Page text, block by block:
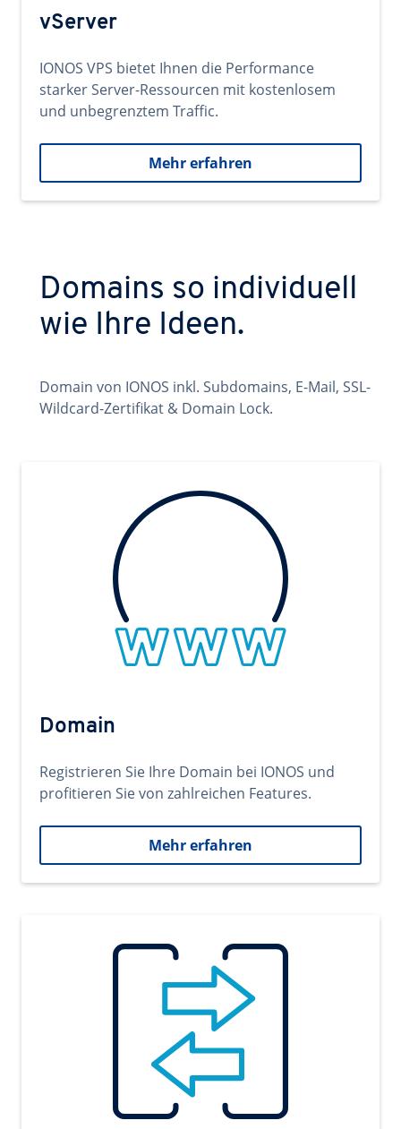
vServer
IONOS VPS bietet Ihnen die Performance
starker Server-Ressourcen mit kostenlosem
und unbegrenztem Traffic.
Mehr erfahren
Domains so individuell
wie Ihre Ideen.
Domain von IONOS inkl. Subdomains, E-Mail, SSL-
Wildcard-Zertifikat & Domain Lock.
Domain
Registrieren Sie Ihre Domain bei IONOS und
profitieren Sie von zahlreichen Features.
Mehr erfahren